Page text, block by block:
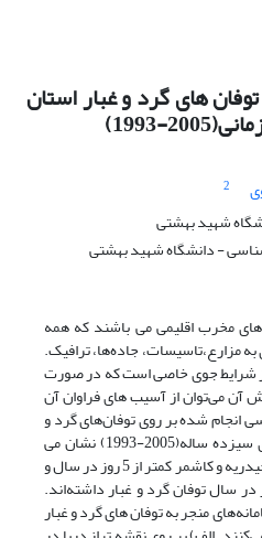
های گرد و غبار استان
1993)
2
شهید بهشتی
- دانشگاه شهید بهشتی
مخرب اقلیمی می باشند که همه
مزارع،تاسیسات، جاده‌ها، ترافیک.
از شرایط جوی خاصی است که در صورت
می‌توان از آسیب های فراوان آن
انجام شده بر روی توفان‌های گرد و
غبار و ماسه در یک دوره آماری سیزده ساله(2005-1993) نشان می
دهد، که ایستگاه قوچان، تربت حیدریه و کاشمر کمتر از 5 روز در سال و
سرخس بیش از 35 روز در سال توفان گرد و غبار داشته‌اند.
منجر به توفان های گرد و غبار